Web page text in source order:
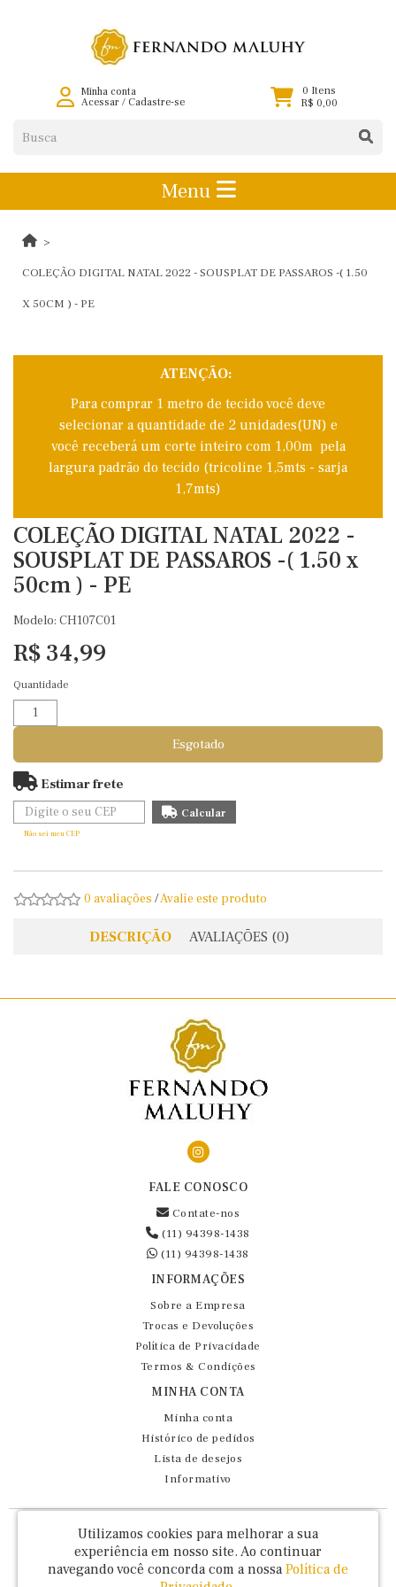
Minha conta
Acessar/ Cadastre-se
0 Itens
R$ 0,00
Menu
COLEÇÃO DIGITAL NATAL 2022 - SOUSPLAT DE PASSAROS -( 1.50
X 50CM ) - PE
ATENÇÃO:
Para comprar 1 metro de tecido você deve
selecionar a quantidade de 2 unidades(UN) e
você receberá um corte inteiro com 1,00m pela
largura padrão do tecido (tricoline 1,5mts - sarja
1,7mts)
COLEÇÃO DIGITAL NATAL 2022 -
SOUSPLAT DE PASSAROS -( 1.50 x
50cm ) - PE
Modelo: CH107C01
R$ 34,99
Quantidade
Esgotado
Estimar frete
Não sei meu CEP
0 avaliações /Avalie este produto
DESCRIÇÃO AVALIAÇÕES (0)
FALE CONOSCO
Contate-nos
(11) 94398-1438
(11) 94398-1438
INFORMAÇÕES
Sobre a Empresa
Trocas e Devoluções
Política de Privacidade
Termos & Condições
MINHA CONTA
Minha conta
Histórico de pedidos
Lista de desejos
Informativo
Fernando Maluhy Cia Ltda - CNPJ: 60.458.825/0001-86
Rua Dr Euclydes da Cunha, 47 - Brás - São Paulo / SP - CEP 03016-030
Utilizamos cookies para melhorar a sua
experiência em nosso site. Ao continuar
navegando você concorda com a nossa Política de